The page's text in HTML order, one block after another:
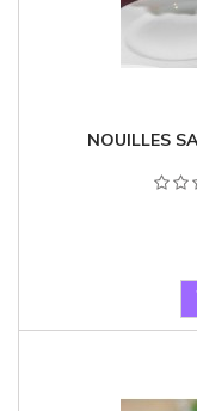
NOUILLES